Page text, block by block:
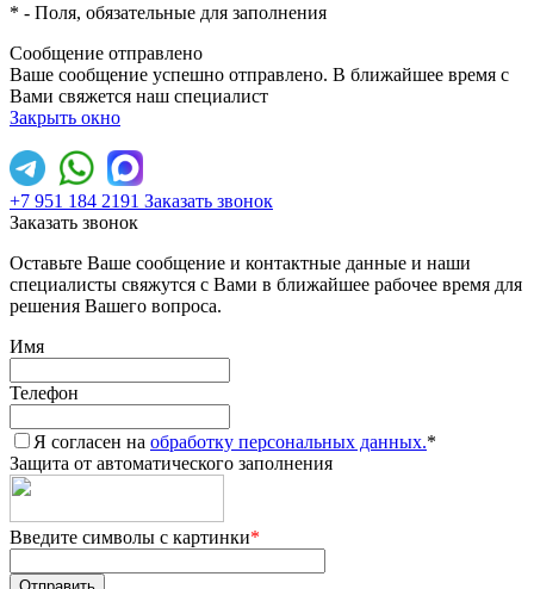
* - Поля, обязательные для заполнения
Сообщение отправлено
Ваше сообщение успешно отправлено. В ближайшее время с
Вами свяжется наш специалист
Закрыть окно
+7 951 184 2191 Заказать звонок
Заказать звонок
Оставьте Ваше сообщение и контактные данные и наши
специалисты свяжутся с Вами в ближайшее рабочее время для
решения Вашего вопроса.
Имя
Телефон
Я согласен на обработку персональных данных.*
Защита от автоматического заполнения
Введите символы с картинки*